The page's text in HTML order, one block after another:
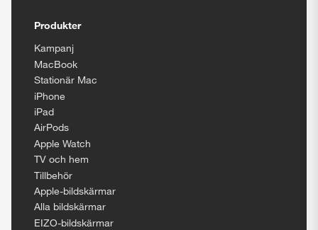
Produkter
Kampanj
MacBook
Stationär Mac
iPhone
iPad
AirPods
Apple Watch
TV och hem
Tillbehör
Apple-bildskärmar
Alla bildskärmar
EIZO-bildskärmar